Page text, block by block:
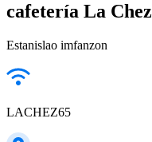
cafetería La Chez
Estanislao imfanzon
LACHEZ65